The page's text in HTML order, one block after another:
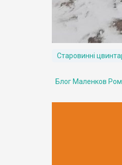
Старовинні
Блог Маленков